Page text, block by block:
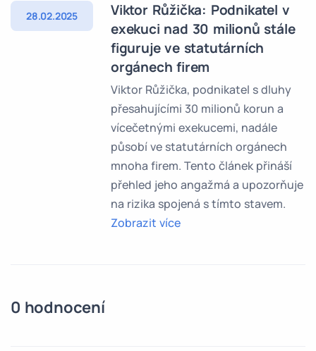
28.02.2025
Viktor Růžička: Podnikatel v
exekuci nad 30 milionů stále
figuruje ve statutárních
orgánech firem
Viktor Růžička, podnikatel s dluhy
přesahujícími 30 milionů korun a
vícečetnými exekucemi, nadále
působí ve statutárních orgánech
mnoha firem. Tento článek přináší
přehled jeho angažmá a upozorňuje
na rizika spojená s tímto stavem.
Zobrazit více
0 hodnocení